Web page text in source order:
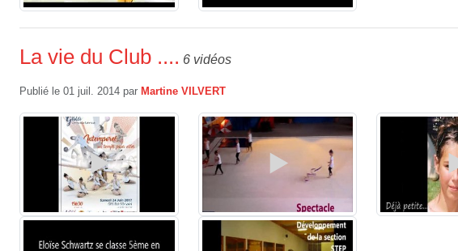
La vie du Club .... 6 vidéos
Publié le 01 juil. 2014 par Martine VILVERT